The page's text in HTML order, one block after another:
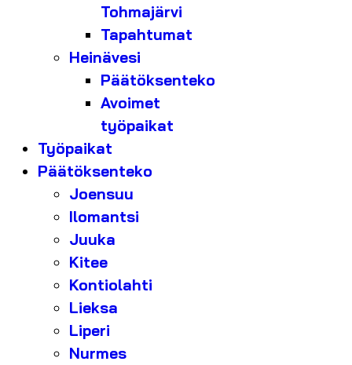
Tohmajärvi
Tapahtumat
Heinävesi
Päätöksenteko
Avoimet
työpaikat
Työpaikat
Päätöksenteko
Joensuu
Ilomantsi
Juuka
Kitee
Kontiolahti
Lieksa
Liperi
Nurmes